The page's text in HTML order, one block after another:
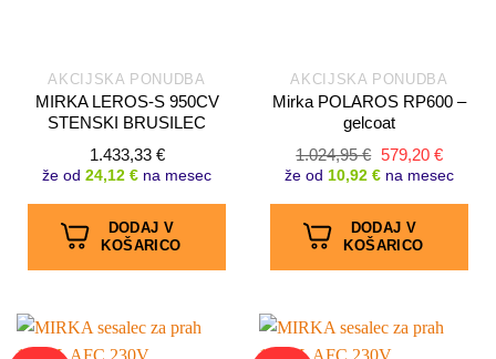
AKCIJSKA PONUDBA
MIRKA LEROS-S 950CV
STENSKI BRUSILEC
1.433,33 €
že od 24,12 € na mesec
DODAJ V
KOŠARICO
AKCIJSKA PONUDBA
Mirka POLAROS RP600 –
gelcoat
1.024,95€ Izvirna
cena
je
bila:
1.024,95 €.
579,20 €
cena
je:
579,20
že od 10,92 € na mesec
DODAJ V
KOŠARICO